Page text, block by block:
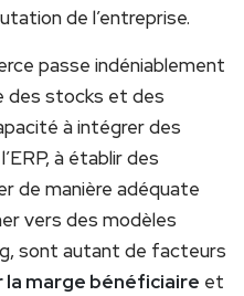
de l’entreprise.
passe indéniablement
des stocks et des
à intégrer des
à établir des
de manière adéquate
vers des modèles
sont autant de facteurs
la marge bénéficiaire et